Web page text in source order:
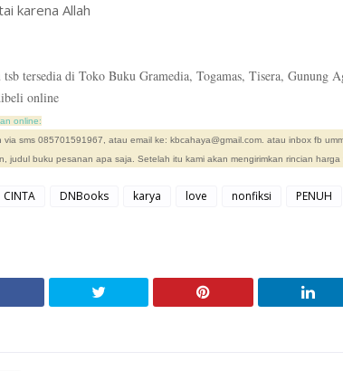
karena Allah
tersedia di Toko Buku Gramedia, Togamas, Tisera, Gunung
online
online:
via sms 085701591967, atau email ke: kbcahaya@gmail.com. atau inbox fb
judul buku pesanan apa saja. Setelah itu kami akan mengirimkan rincian harga
CINTA DNBooks karya love nonfiksi PENUH